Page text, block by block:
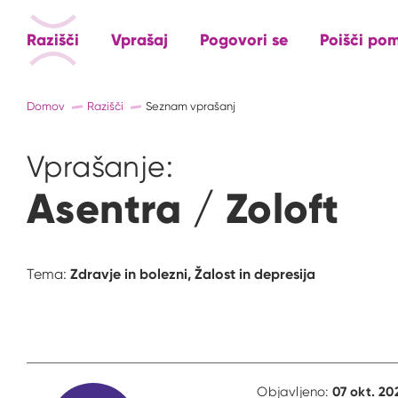
Razišči Vprašaj Pogovori se Poišči
Domov Razišči Seznam vprašanj
Vprašanje:
Asentra / Zoloft
Tema: Zdravje in bolezni, Žalost in depresija
Objavljeno: 07 okt.